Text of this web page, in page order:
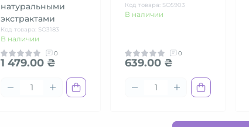
натуральными
экстрактами
Код товара: SO3183
В наличии
0
1 479.00 ₴
Код товара: SO5903
В наличии
0
639.00 ₴